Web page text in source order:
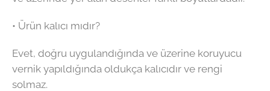
• Ürün kalıcı mıdır?
Evet, doğru uygulandığında ve üzerine koruyucu
vernik yapıldığında oldukça kalıcıdır ve rengi
solmaz.